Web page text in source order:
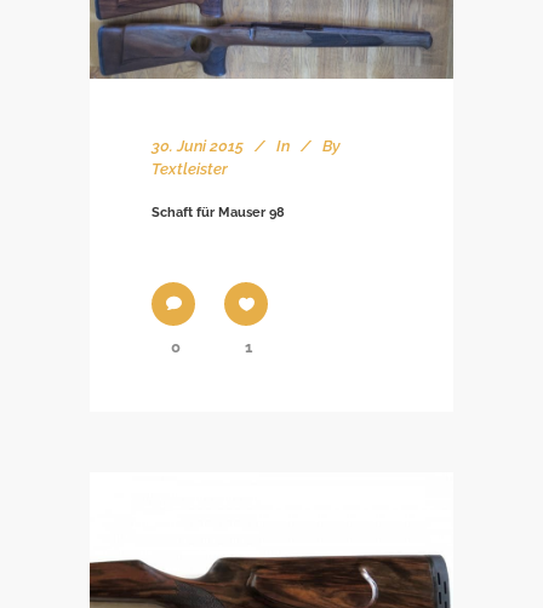
30. Juni 2015 In
By
Textleister
Schaft für Mauser 98
0 1